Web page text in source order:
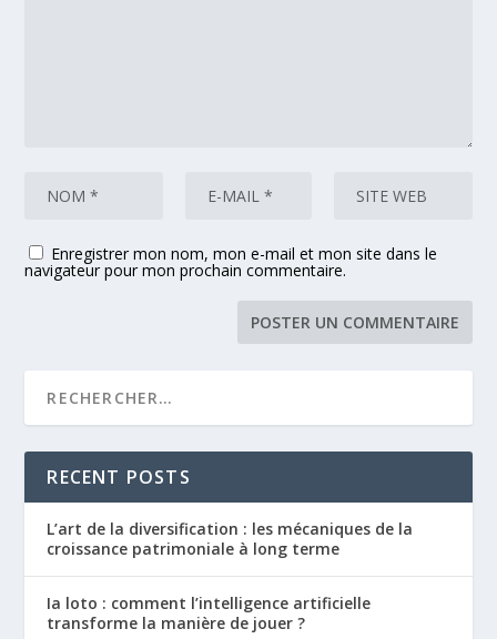
Enregistrer mon nom, mon e-mail et mon site dans le
navigateur pour mon prochain commentaire.
RECENT POSTS
L’art de la diversification : les mécaniques de la
croissance patrimoniale à long terme
Ia loto : comment l’intelligence artificielle
transforme la manière de jouer ?